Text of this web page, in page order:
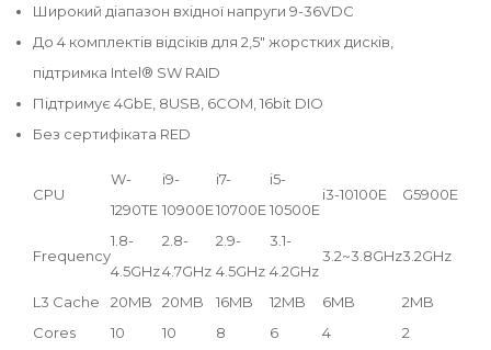
Широкий діапазон вхідної напруги 9-36VDC
До 4 комплектів відсіків для 2,5" жорстких дисків,
підтримка Intel® SW RAID
Підтримує 4GbE, 8USB, 6COM, 16bit DIO
Без сертифіката RED
CPU
W-
1290TE
i9-
10900E
i7-
10700E
i5-
10500E
i3-10100E G5900E
Frequency
1.8-
4.5GHz
2.8-
4.7GHz
2.9-
4.5GHz
3.1-
4.2GHz
3.2~3.8GHz3.2GHz
L3 Cache 20MB 20MB 16MB 12MB 6MB
2MB
Cores
10 10 8 6 4
2